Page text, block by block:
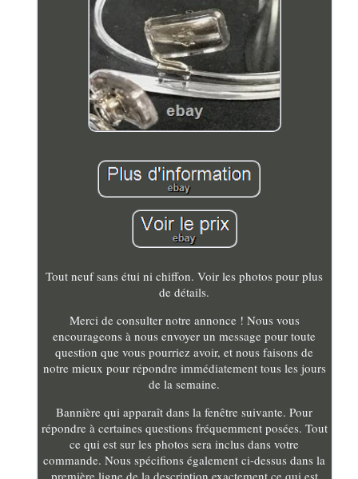
Tout neuf sans étui ni chiffon. Voir les photos pour plus
de détails.
Merci de consulter notre annonce ! Nous vous
encourageons à nous envoyer un message pour toute
question que vous pourriez avoir, et nous faisons de
notre mieux pour répondre immédiatement tous les jours
de la semaine.
Bannière qui apparaît dans la fenêtre suivante. Pour
répondre à certaines questions fréquemment posées. Tout
ce qui est sur les photos sera inclus dans votre
commande. Nous spécifions également ci-dessus dans la
première ligne de la description exactement ce qui est